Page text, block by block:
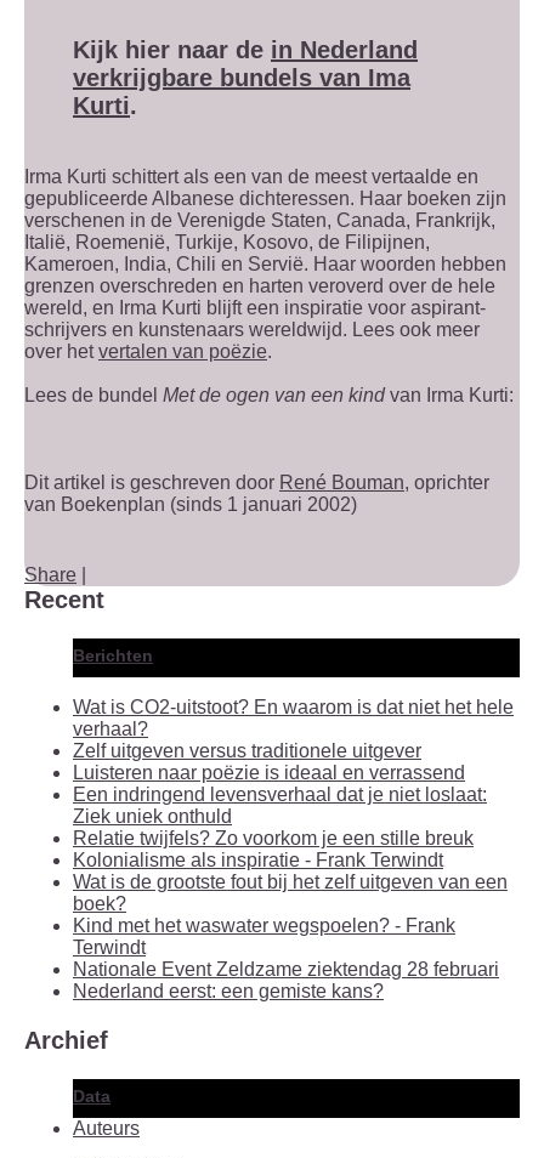
Kijk hier naar de in Nederland
verkrijgbare bundels van Ima
Kurti.
Irma Kurti schittert als een van de meest vertaalde en
gepubliceerde Albanese dichteressen. Haar boeken zijn
verschenen in de Verenigde Staten, Canada, Frankrijk,
Italië, Roemenië, Turkije, Kosovo, de Filipijnen,
Kameroen, India, Chili en Servië. Haar woorden hebben
grenzen overschreden en harten veroverd over de hele
wereld, en Irma Kurti blijft een inspiratie voor aspirant-
schrijvers en kunstenaars wereldwijd. Lees ook meer
over hetvertalen van poëzie.
Lees de bundel Met de ogen van een kindvan Irma Kurti:
Dit artikel is geschreven door René Bouman, oprichter
van Boekenplan (sinds 1 januari 2002)
Share
Recent
Berichten
Wat is CO2-uitstoot? En waarom is dat niet het hele
verhaal?
Zelf uitgeven versus traditionele uitgever
Luisteren naar poëzie is ideaal en verrassend
Een indringend levensverhaal dat je niet loslaat:
Ziek uniek onthuld
Relatie twijfels? Zo voorkom je een stille breuk
Kolonialisme als inspiratie - Frank Terwindt
Wat is de grootste fout bij het zelf uitgeven van een
boek?
Kind met het waswater wegspoelen? - Frank
Terwindt
Nationale Event Zeldzame ziektendag 28 februari
Nederland eerst: een gemiste kans?
Archief
Data
Auteurs